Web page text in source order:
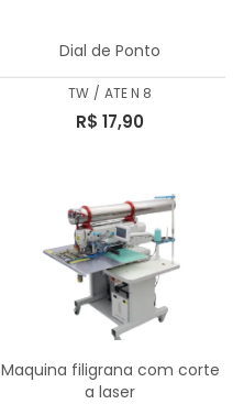
Dial de Ponto
TW / ATE N 8
R$ 17,90
Maquina filigrana com corte
a laser